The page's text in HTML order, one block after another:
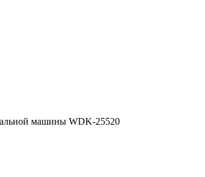
машины WDK-25520